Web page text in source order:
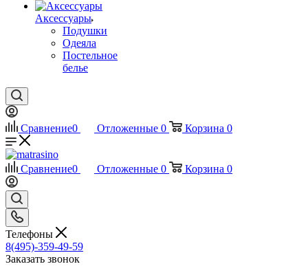
Аксессуары
Подушки
Одеяла
Постельное
белье
Сравнение0 Отложенные 0 Корзина 0
Сравнение0 Отложенные 0 Корзина 0
Телефоны
8(495)-359-49-59
Заказать звонок